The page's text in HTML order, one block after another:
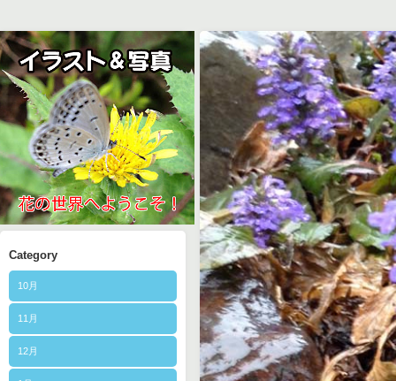
Category
10月
11月
12月